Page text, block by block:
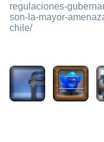
regulaciones-
son-la-mayor-
chile/